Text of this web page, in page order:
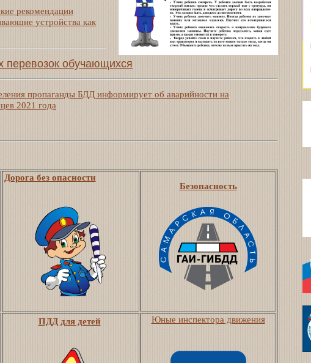
рекомендации
устройства как
перевозок обучающихся
пропаганды БДД информирует об аварийности на
2021 года
Дорога без опасности
Безопасность
ПДД для детей Юные инспектора движения